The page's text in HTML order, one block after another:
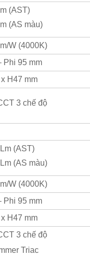
(AST)
(AS màu)
W (4000K)
Phi 95 mm
H47 mm
3 chế độ
(AST)
(AS màu)
W (4000K)
Phi 95 mm
H47 mm
3 chế độ
Triac